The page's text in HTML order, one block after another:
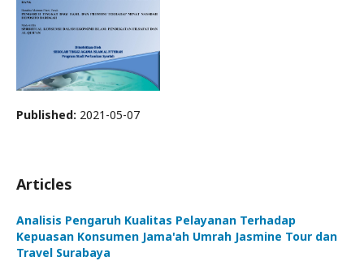
Published: 2021-05-07
Articles
Analisis Pengaruh Kualitas Pelayanan Terhadap
Kepuasan Konsumen Jama'ah Umrah Jasmine Tour dan
Travel Surabaya